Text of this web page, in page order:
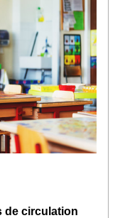
de circulation